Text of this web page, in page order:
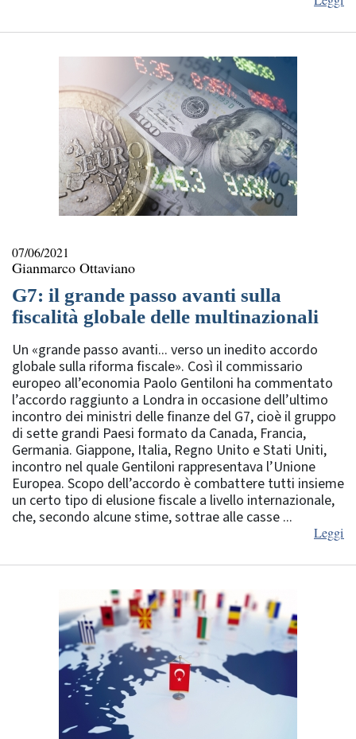
07/06/2021
Gianmarco Ottaviano
G7: il grande passo avanti sulla
fiscalità globale delle multinazionali
Un «grande passo avanti... verso un inedito accordo
globale sulla riforma fiscale». Così il commissario
europeo all’economia Paolo Gentiloni ha commentato
l’accordo raggiunto a Londra in occasione dell’ultimo
incontro dei ministri delle finanze del G7, cioè il gruppo
di sette grandi Paesi formato da Canada, Francia,
Germania. Giappone, Italia, Regno Unito e Stati Uniti,
incontro nel quale Gentiloni rappresentava l’Unione
Europea. Scopo dell’accordo è combattere tutti insieme
un certo tipo di elusione fiscale a livello internazionale,
che, secondo alcune stime, sottrae alle casse ...
Leggi